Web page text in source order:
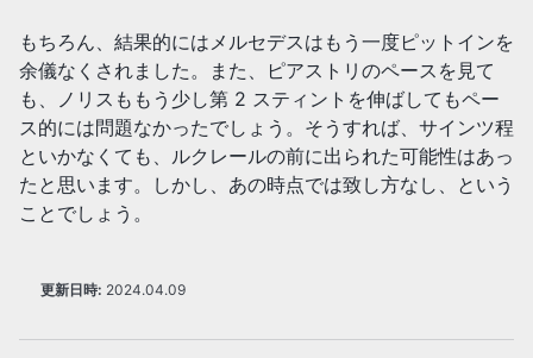
もちろん、結果的にはメルセデスはもう一度ピットインを
余儀なくされました。また、ピアストリのペースを見て
も、ノリスももう少し第 2 スティントを伸ばしてもペー
ス的には問題なかったでしょう。そうすれば、サインツ程
といかなくても、ルクレールの前に出られた可能性はあっ
たと思います。しかし、あの時点では致し方なし、という
ことでしょう。
更新日時: 2024.04.09